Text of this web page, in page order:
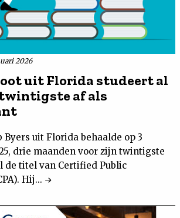
2026
uit Florida studeert al
af als
Byers uit Florida behaalde op 3
drie maanden voor zijn twintigste
de titel van Certified Public
Hij...